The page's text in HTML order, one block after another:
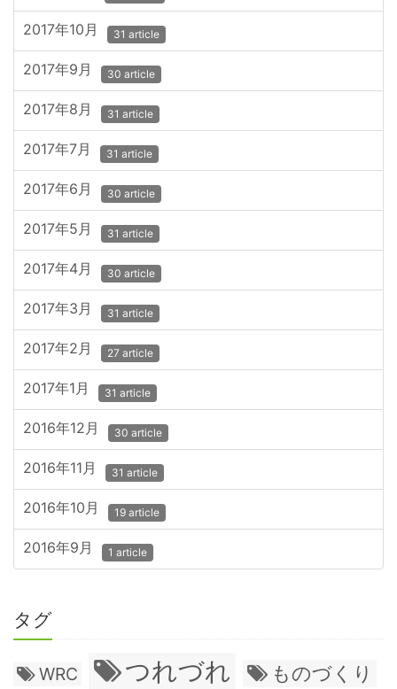
2017年10月 31 article
2017年9月 30 article
2017年8月 31 article
2017年7月 31 article
2017年6月 30 article
2017年5月 31 article
2017年4月 30 article
2017年3月 31 article
2017年2月 27 article
2017年1月 31 article
2016年12月 30 article
2016年11月 31 article
2016年10月 19 article
2016年9月 1 article
タグ
WRC つれづれ ものづくり